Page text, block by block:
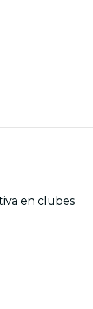
en clubes